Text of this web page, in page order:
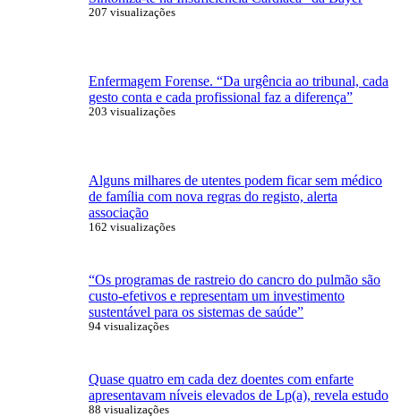
207 visualizações
Enfermagem Forense. “Da urgência ao tribunal, cada
gesto conta e cada profissional faz a diferença”
203 visualizações
Alguns milhares de utentes podem ficar sem médico
de família com nova regras do registo, alerta
associação
162 visualizações
“Os programas de rastreio do cancro do pulmão são
custo-efetivos e representam um investimento
sustentável para os sistemas de saúde”
94 visualizações
Quase quatro em cada dez doentes com enfarte
apresentavam níveis elevados de Lp(a), revela estudo
88 visualizações